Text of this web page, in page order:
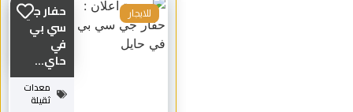
حفار جي
سي بي
حاي...
معدات
ثقيلة
للايجار